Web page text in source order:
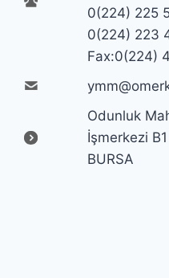
0(224) 225
0(224) 223
Fax:0(224)
Odunluk
İşmerkezi
BURSA